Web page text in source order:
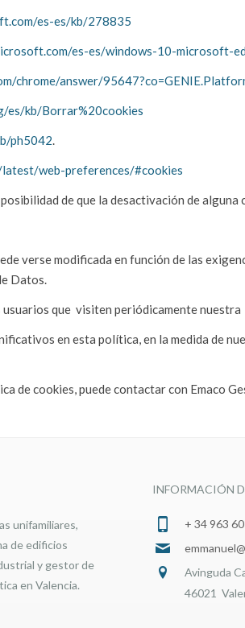
es-es/kb/278835
es-es/windows-10-microsoft-
chrome/answer/
es/kb/Borrar%20cookies
ph5042.
web-preferences/#cookies
de que la desactivación de
verse modificada en función de las
Datos.
usuarios que visiten periódicamente nuestra
en esta política, en la medida de
de cookies, puede contactar con Emaco
unifamiliares,
de edificios
y gestor de
en Valencia.
INFORMACIÓN
+ 34 963
Avinguda
46021